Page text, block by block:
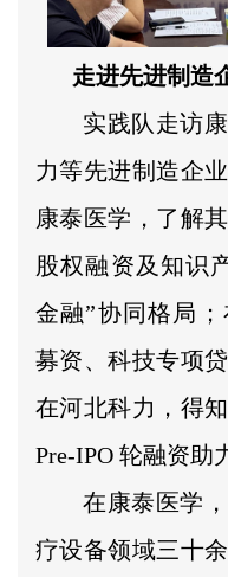
走进先进制造
实践队走访
力等先进制造企
康泰医学，了解
股权融资及知识
金融”协同格局
募资、科技专项
在河北科力，得
Pre-IPO 轮融资助
在康泰医学
疗设备领域三十